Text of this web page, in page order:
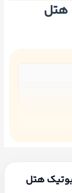
هتل
بوتیک هتل